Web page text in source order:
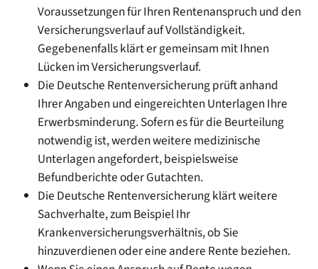
Voraussetzungen für Ihren Rentenanspruch und den
Versicherungsverlauf auf Vollständigkeit.
Gegebenenfalls klärt er gemeinsam mit Ihnen
Lücken im Versicherungsverlauf.
Die Deutsche Rentenversicherung prüft anhand
Ihrer Angaben und eingereichten Unterlagen Ihre
Erwerbsminderung. Sofern es für die Beurteilung
notwendig ist, werden weitere medizinische
Unterlagen angefordert, beispielsweise
Befundberichte oder Gutachten.
Die Deutsche Rentenversicherung klärt weitere
Sachverhalte, zum Beispiel Ihr
Krankenversicherungsverhältnis, ob Sie
hinzuverdienen oder eine andere Rente beziehen.